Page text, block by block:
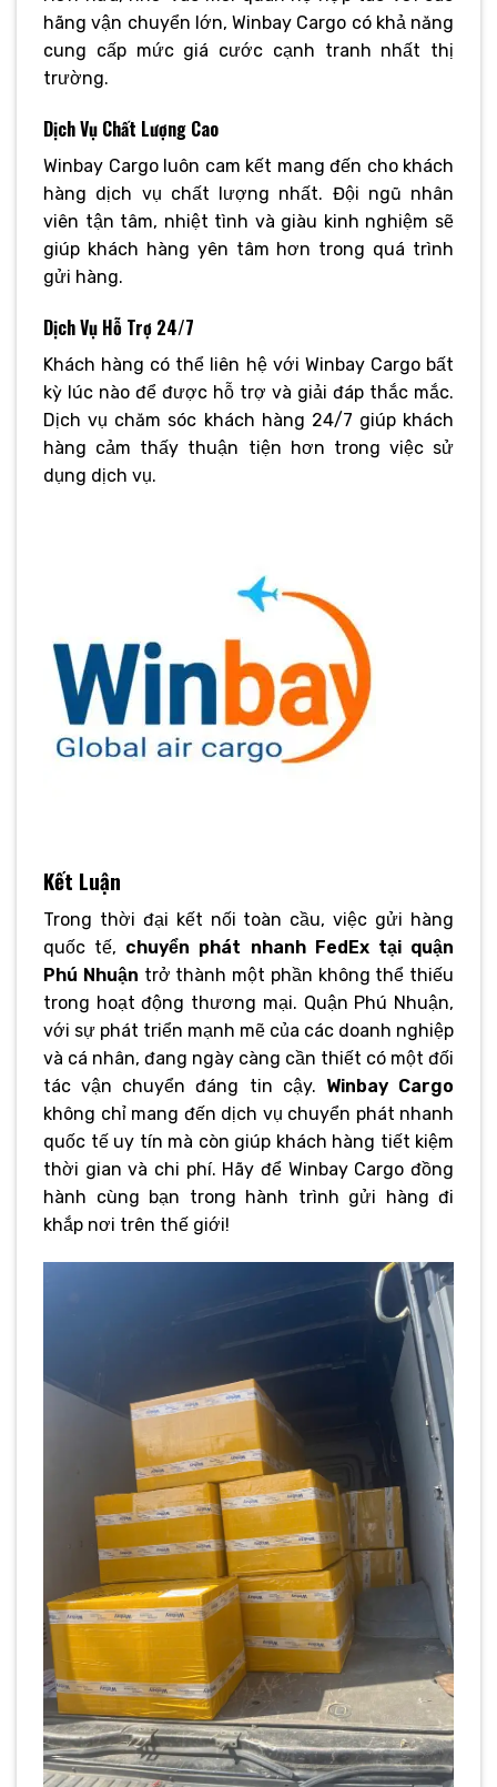
hãng vận chuyển lớn, Winbay Cargo có khả năng
cung cấp mức giá cước cạnh tranh nhất thị
trường.
Dịch Vụ Chất Lượng Cao
Winbay Cargo luôn cam kết mang đến cho khách
hàng dịch vụ chất lượng nhất. Đội ngũ nhân
viên tận tâm, nhiệt tình và giàu kinh nghiệm sẽ
giúp khách hàng yên tâm hơn trong quá trình
gửi hàng.
Dịch Vụ Hỗ Trợ 24/7
Khách hàng có thể liên hệ với Winbay Cargo bất
kỳ lúc nào để được hỗ trợ và giải đáp thắc mắc.
Dịch vụ chăm sóc khách hàng 24/7 giúp khách
hàng cảm thấy thuận tiện hơn trong việc sử
dụng dịch vụ.
Kết Luận
Trong thời đại kết nối toàn cầu, việc gửi hàng
quốc tế, chuyển phát nhanh FedEx tại quận
Phú Nhuận trở thành một phần không thể thiếu
trong hoạt động thương mại. Quận Phú Nhuận,
với sự phát triển mạnh mẽ của các doanh nghiệp
và cá nhân, đang ngày càng cần thiết có một đối
tác vận chuyển đáng tin cậy. Winbay Cargo
không chỉ mang đến dịch vụ chuyển phát nhanh
quốc tế uy tín mà còn giúp khách hàng tiết kiệm
thời gian và chi phí. Hãy để Winbay Cargo đồng
hành cùng bạn trong hành trình gửi hàng đi
khắp nơi trên thế giới!